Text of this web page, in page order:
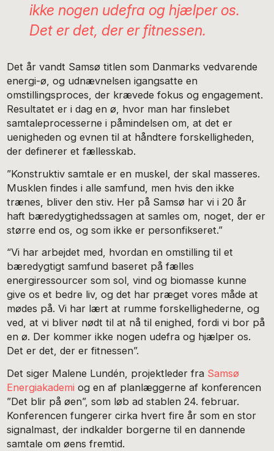
ikke nogen udefra og hjælper os.
Det er det, der er fitnessen.
Det år vandt Samsø titlen som Danmarks vedvarende
energi-ø, og udnævnelsen igangsatte en
omstillingsproces, der krævede fokus og engagement.
Resultatet er i dag en ø, hvor man har finslebet
samtaleprocesserne i påmindelsen om, at det er
uenigheden og evnen til at håndtere forskelligheden,
der definerer et fællesskab.
”Konstruktiv samtale er en muskel, der skal masseres.
Musklen findes i alle samfund, men hvis den ikke
trænes, bliver den stiv. Her på Samsø har vi i 20 år
haft bæredygtighedssagen at samles om, noget, der er
større end os, og som ikke er personfikseret.”
“Vi har arbejdet med, hvordan en omstilling til et
bæredygtigt samfund baseret på fælles
energiressourcer som sol, vind og biomasse kunne
give os et bedre liv, og det har præget vores måde at
mødes på. Vi har lært at rumme forskellighederne, og
ved, at vi bliver nødt til at nå til enighed, fordi vi bor på
en ø. Der kommer ikke nogen udefra og hjælper os.
Det er det, der er fitnessen”.
Det siger Malene Lundén, projektleder fra Samsø
Energiakademi og en af planlæggerne af konferencen
”Det blir på øen”, som løb ad stablen 24. februar.
Konferencen fungerer cirka hvert fire år som en stor
signalmast, der indkalder borgerne til en dannende
samtale om øens fremtid.